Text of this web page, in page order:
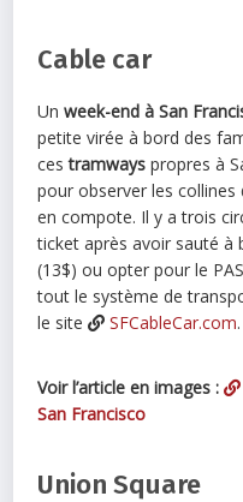
Cable car
Un week-end à San
petite virée à bord des
cestramways propres à
pour observer les collines
en compote. Il y a trois
ticket après avoir sauté à
(13$) ou opter pour le
tout le système de
le site
SFCableCar.com.
Voir l’article en images :
San Francisco
Union Square